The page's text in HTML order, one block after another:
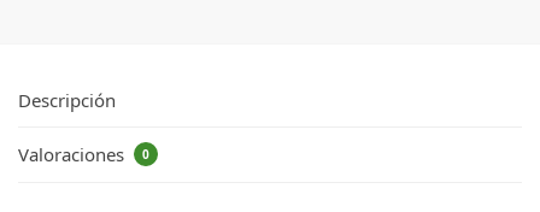
Descripción
Valoraciones 0